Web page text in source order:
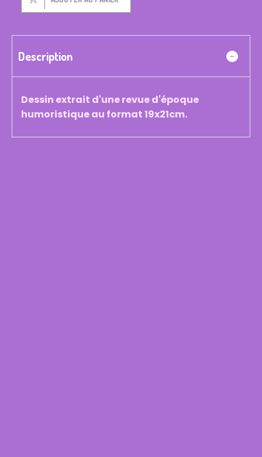
Description
Dessin extrait d'une revue d'époque
humoristique au format 19x21cm.